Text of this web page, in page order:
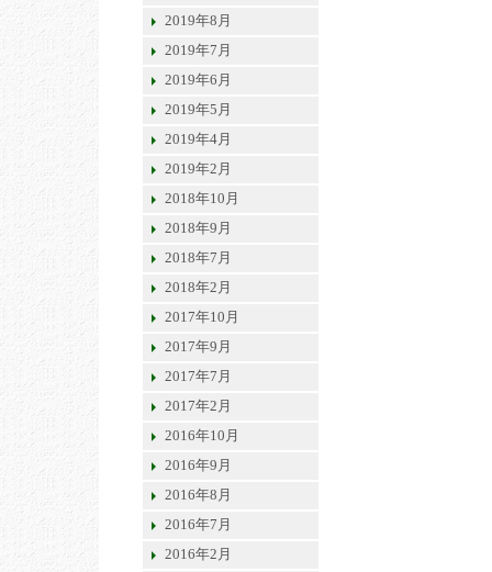
2019年8月
2019年7月
2019年6月
2019年5月
2019年4月
2019年2月
2018年10月
2018年9月
2018年7月
2018年2月
2017年10月
2017年9月
2017年7月
2017年2月
2016年10月
2016年9月
2016年8月
2016年7月
2016年2月